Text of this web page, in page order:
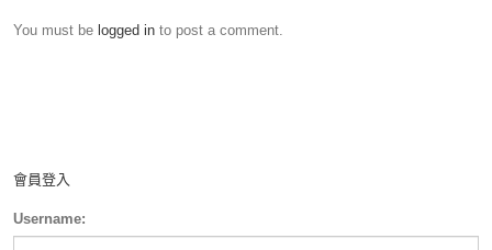
You must be logged in to post a comment.
會員登入
Username: